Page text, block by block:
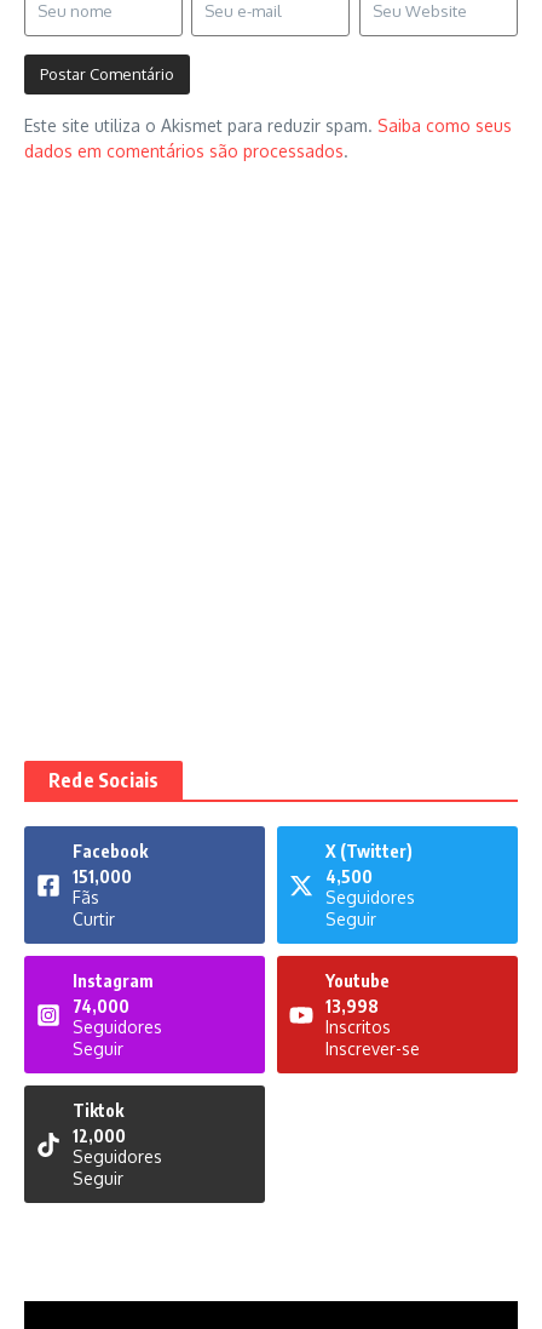
Este site utiliza o Akismet para reduzir spam. Saiba como seus
dados em comentários são processados.
Rede Sociais
Facebook
151,000
Fãs
Curtir
X (Twitter)
4,500
Seguidores
Seguir
Instagram
74,000
Seguidores
Seguir
Youtube
13,998
Inscritos
Inscrever-se
Tiktok
12,000
Seguidores
Seguir